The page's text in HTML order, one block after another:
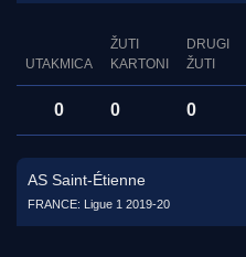
UTAKMICA
ŽUTI
KARTONI
DRUGI
ŽUTI
0 0 0
AS Saint-Étienne
FRANCE: Ligue 1 2019-20